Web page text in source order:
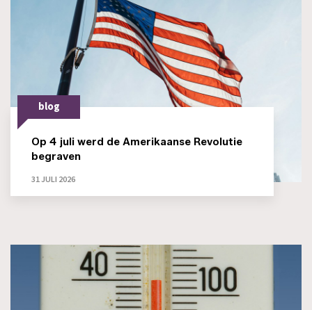
blog
Op 4 juli werd de Amerikaanse Revolutie
begraven
31 JULI 2026